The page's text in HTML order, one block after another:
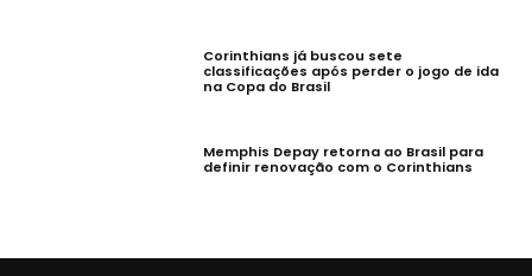
Corinthians já buscou sete
classificações após perder o jogo de ida
na Copa do Brasil
Memphis Depay retorna ao Brasil para
definir renovação com o Corinthians